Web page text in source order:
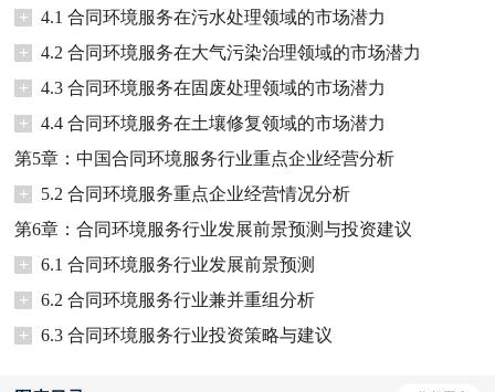
+
4.1 合同环境服务在污水处理领域的市场潜力
+
4.2 合同环境服务在大气污染治理领域的市场潜力
+
4.3 合同环境服务在固废处理领域的市场潜力
+
4.4 合同环境服务在土壤修复领域的市场潜力
第5章：中国合同环境服务行业重点企业经营分析
+
5.2 合同环境服务重点企业经营情况分析
第6章：合同环境服务行业发展前景预测与投资建议
+
6.1 合同环境服务行业发展前景预测
+
6.2 合同环境服务行业兼并重组分析
+
6.3 合同环境服务行业投资策略与建议